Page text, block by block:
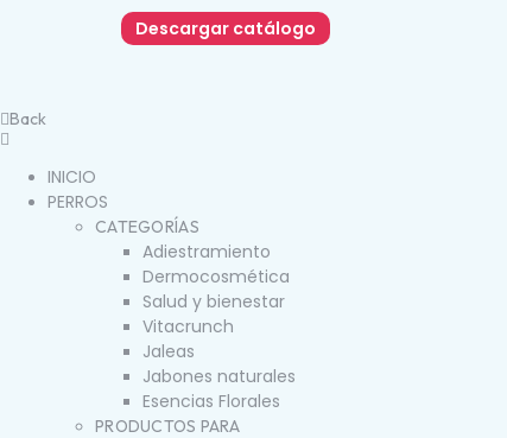
Descargar catálogo
Back
INICIO
PERROS
CATEGORÍAS
Adiestramiento
Dermocosmética
Salud y bienestar
Vitacrunch
Jaleas
Jabones naturales
Esencias Florales
PRODUCTOS PARA